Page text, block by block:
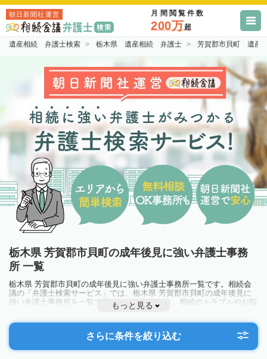
朝日新聞社運営 月間閲覧件数
200万超
遺産相続 弁護士検索 栃木県 遺産相続 弁護士 芳賀郡市貝町 遺産
栃木県 芳賀郡市貝町の成年後見に強い弁護士事務
所 一覧
栃木県 芳賀郡市貝町の成年後見に強い弁護士事務所一覧です。相続会
議の「弁護士検索サービス」では、栃木県 芳賀郡市貝町の成年後見に
強い弁護士事務所を一覧で見ることが出来ます。相続のトラブルやお悩
みを抱えている方は一度近隣の弁護士に相談してみましょう。
もっと見る
さらに条件を絞り込む